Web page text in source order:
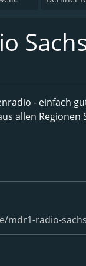
- einfach
allen Regionen
mdr1-radio-